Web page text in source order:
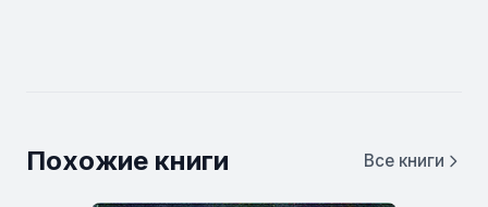
Похожие книги Все книги